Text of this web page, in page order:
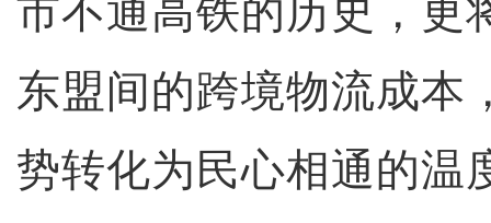
市不通高铁的历史，更
东盟间的跨境物流成本
势转化为民心相通的温